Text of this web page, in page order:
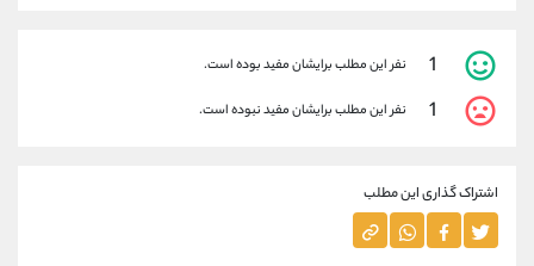
1 نفر این مطلب برایشان مفید بوده است.
1 نفر این مطلب برایشان مفید نبوده است.
اشتراک گذاری این مطلب